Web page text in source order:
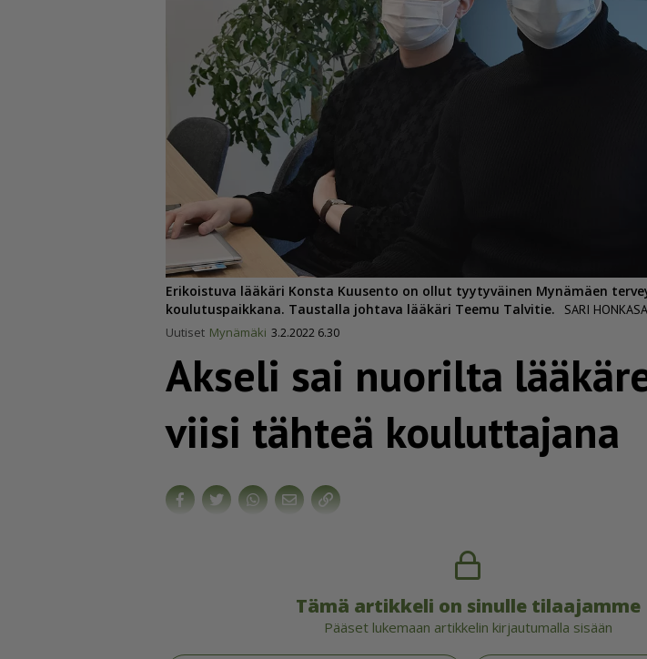
Erikoistuva lääkäri Konsta Kuusento on ollut tyytyväinen Mynämäen
koulutuspaikkana. Taustalla johtava lääkäri Teemu Talvitie.
SARI
Uutiset Mynämäki 3.2.2022 6.30
Akseli sai nuorilta
viisi tähteä kouluttajana
Tämä artikkeli on sinulle tilaajamme
Pääset lukemaan artikkelin kirjautumalla sisään